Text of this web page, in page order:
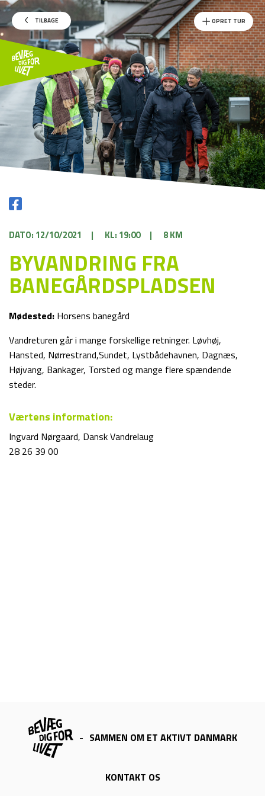
TILBAGE OPRET TUR
DATO: 12/10/2021 | KL: 19:00 | 8 KM
BYVANDRING FRA
BANEGÅRDSPLADSEN
Mødested: Horsens banegård
Vandreturen går i mange forskellige retninger. Løvhøj,
Hansted, Nørrestrand,Sundet, Lystbådehavnen, Dagnæs,
Højvang, Bankager, Torsted og mange flere spændende
steder.
Værtens information:
Ingvard Nørgaard, Dansk Vandrelaug
28 26 39 00
- SAMMEN OM ET AKTIVT DANMARK
KONTAKT OS